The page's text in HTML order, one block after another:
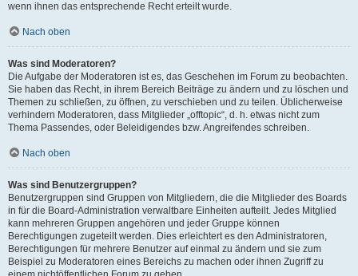
wenn ihnen das entsprechende Recht erteilt wurde.
Nach oben
Was sind Moderatoren?
Die Aufgabe der Moderatoren ist es, das Geschehen im Forum zu beobachten.
Sie haben das Recht, in ihrem Bereich Beiträge zu ändern und zu löschen und
Themen zu schließen, zu öffnen, zu verschieben und zu teilen. Üblicherweise
verhindern Moderatoren, dass Mitglieder „offtopic“, d. h. etwas nicht zum
Thema Passendes, oder Beleidigendes bzw. Angreifendes schreiben.
Nach oben
Was sind Benutzergruppen?
Benutzergruppen sind Gruppen von Mitgliedern, die die Mitglieder des Boards
in für die Board-Administration verwaltbare Einheiten aufteilt. Jedes Mitglied
kann mehreren Gruppen angehören und jeder Gruppe können
Berechtigungen zugeteilt werden. Dies erleichtert es den Administratoren,
Berechtigungen für mehrere Benutzer auf einmal zu ändern und sie zum
Beispiel zu Moderatoren eines Bereichs zu machen oder ihnen Zugriff zu